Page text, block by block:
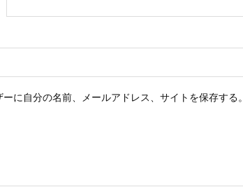
に自分の名前、メールアドレス、サイトを保存する。